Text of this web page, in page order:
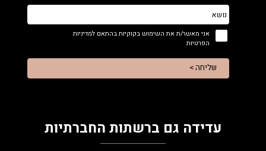
אני מאשר/ת את השימוש בקוקיות בהתאם למדיניות
הפרטיות
שליחה >
עדידה גם ברשתות החברתיות